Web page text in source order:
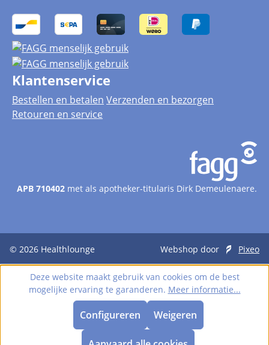
Klantenservice
Bestellen en betalen Verzenden en bezorgen
Retouren en service
APB 710402 met als apotheker-titularis Dirk Demeulenaere.
© 2026 Healthlounge Webshop door Pixeo
Deze website maakt gebruik van cookies om de best
mogelijke ervaring te garanderen. Meer informatie...
Weigeren
Configureren